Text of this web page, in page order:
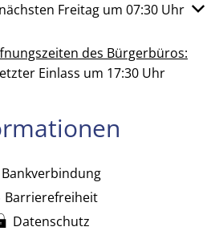
oder Schließzeiten
Freitag um 07:30 Uhr
des Bürgerbüros:
Einlass um 17:30 Uhr
Bankverbindung
Barrierefreiheit
Datenschutz